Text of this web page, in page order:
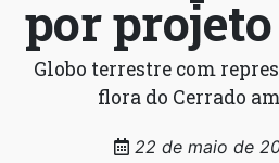
por
Globo terrestre com
flora do Cerrado
22 de maio de